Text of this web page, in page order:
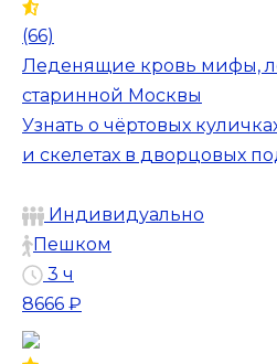
(66)
Леденящие кровь мифы,
старинной Москвы
Узнать о чёртовых
и скелетах в дворцовых
Индивидуально
Пешком
3 ч
8666 ₽